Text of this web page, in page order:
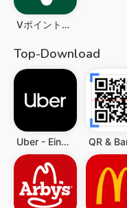
VポイントPay
Top-Download
Uber - Eine Fahrt bestellen